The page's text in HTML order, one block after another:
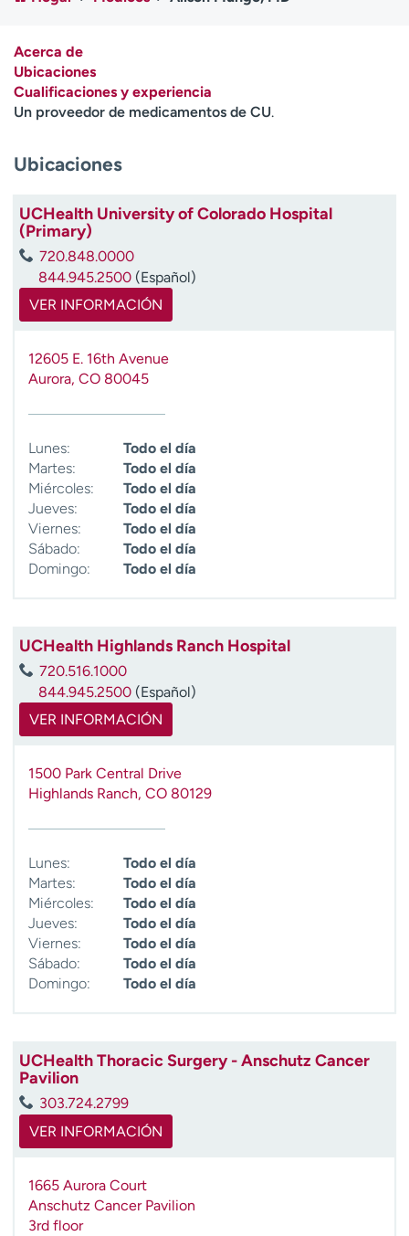
Ready. Set. CO.
Ensayos clínicos
Atención a medios de
comunicación
Contáctenos Noticias e historias
A
d
m
e
Acerca de
Ubicaciones
Cualificaciones y experiencia
Un proveedor de medicamentos de CU.
Ubicaciones
UCHealth University of Colorado Hospital
(Primary)
720.848.0000
844.945.2500 (Español)
VER INFORMACIÓN
12605 E. 16th Avenue
Aurora, CO 80045
Lunes:
Todo el día
Martes:
Todo el día
Miércoles:
Todo el día
Jueves:
Todo el día
Viernes:
Todo el día
Sábado:
Todo el día
Domingo:
Todo el día
UCHealth Highlands Ranch Hospital
720.516.1000
844.945.2500 (Español)
VER INFORMACIÓN
1500 Park Central Drive
Highlands Ranch, CO 80129
Lunes:
Todo el día
Martes:
Todo el día
Miércoles:
Todo el día
Jueves:
Todo el día
Viernes:
Todo el día
Sábado:
Todo el día
Domingo:
Todo el día
UCHealth Thoracic Surgery - Anschutz Cancer
Pavilion
303.724.2799
VER INFORMACIÓN
1665 Aurora Court
Anschutz Cancer Pavilion
3rd floor